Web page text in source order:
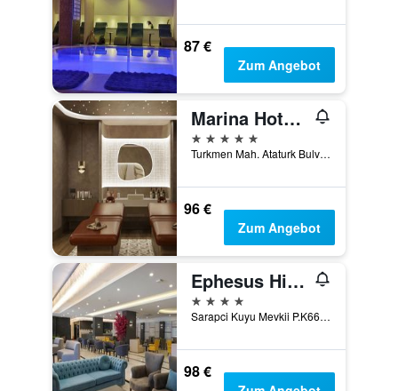
87 €
Zum Angebot
Marina Hotel Kusadasi
5 Sterne
Turkmen Mah. Ataturk Bulvari 3.Sok. No:2, Kusadasi, Türkei
96 €
Zum Angebot
Ephesus Hitit Hotel restaurant
4 Sterne
Sarapci Kuyu Mevkii P.K66 Selcuk-Efes 1, Kusadasi, Türkei
98 €